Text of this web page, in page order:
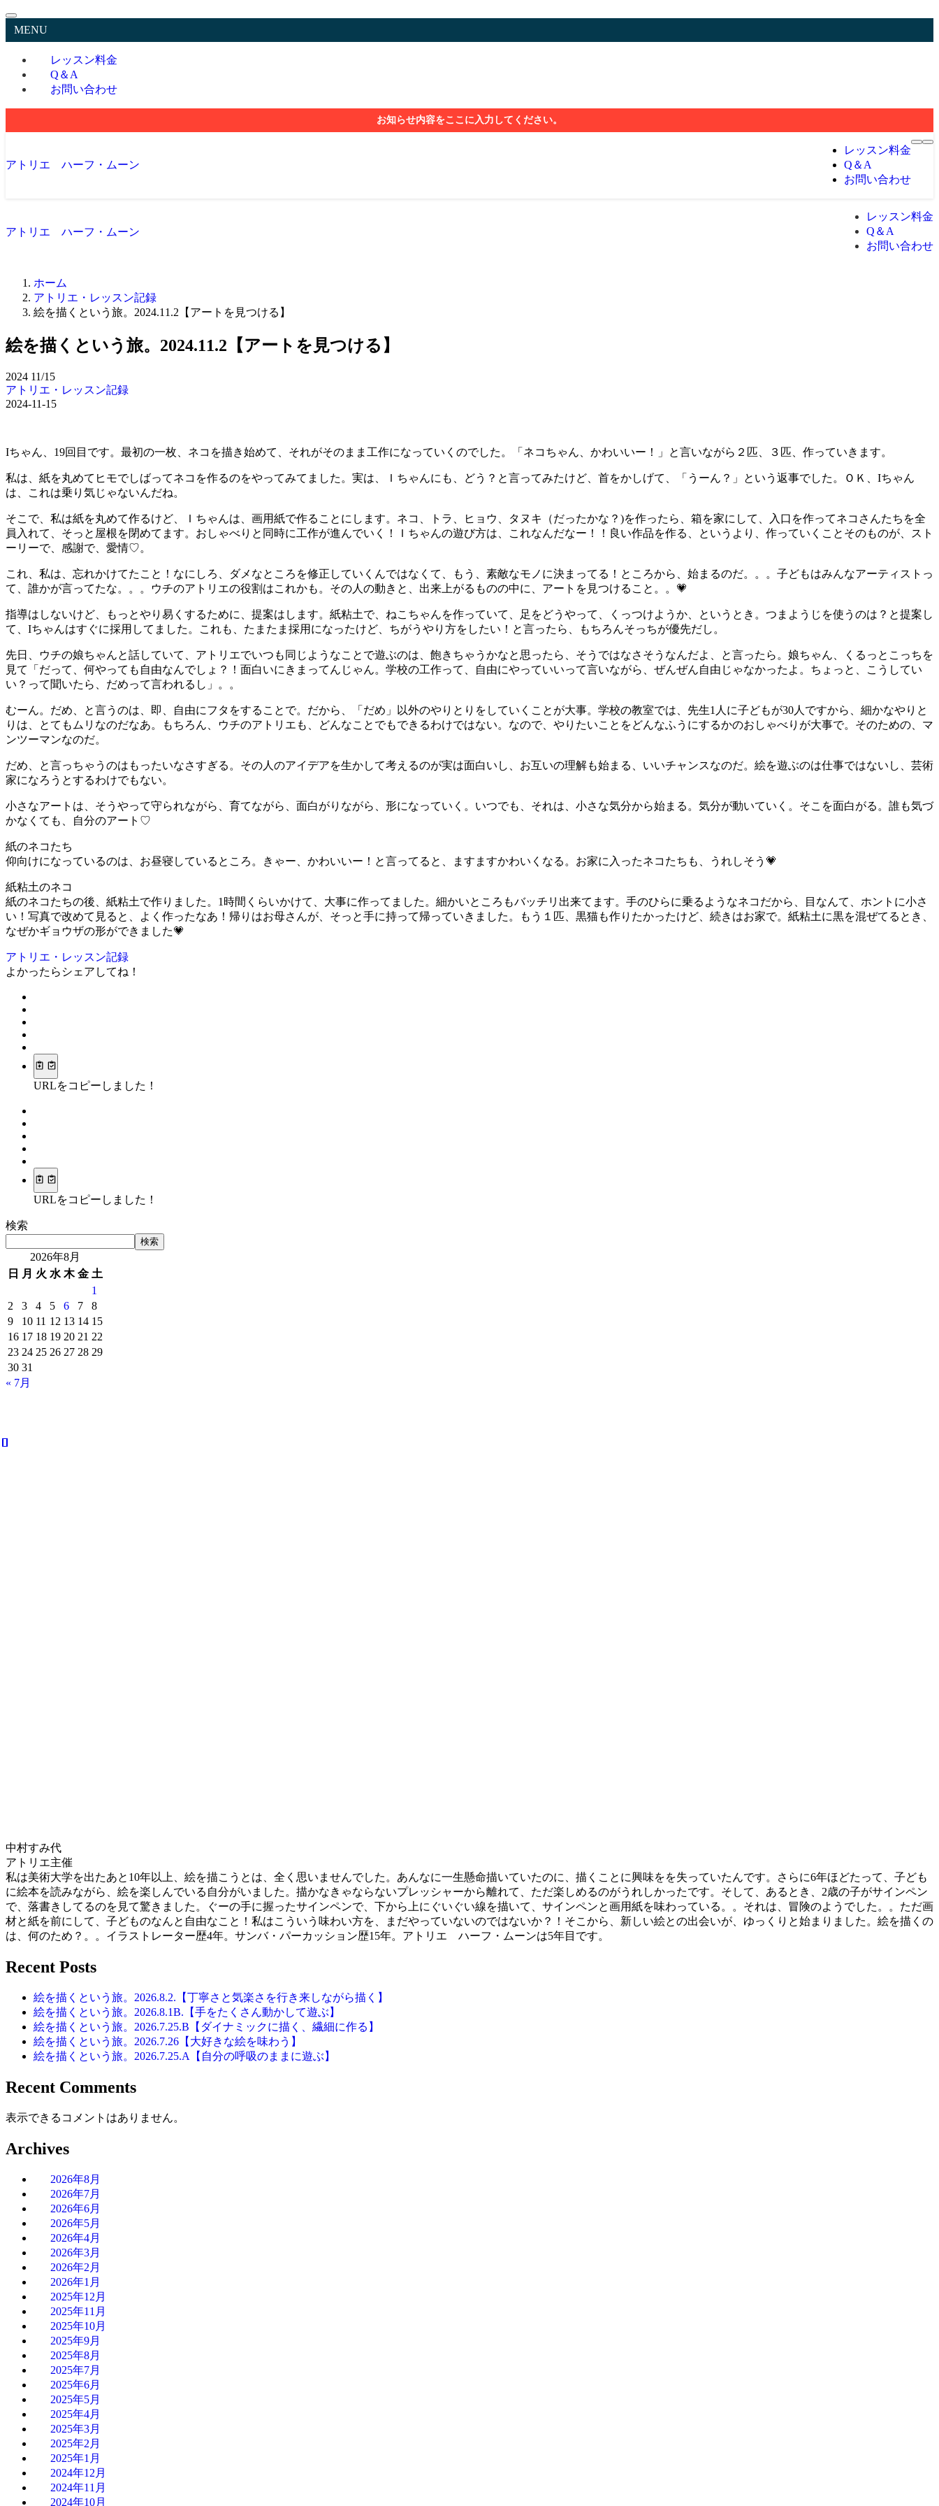
MENU
レッスン料金
Q＆A
お問い合わせ
お知らせ内容をここに入力してください。
アトリエ ハーフ・ムーン
レッスン料金
Q＆A
お問い合わせ
アトリエ ハーフ・ムーン
レッスン料金
Q＆A
お問い合わせ
ホーム
アトリエ・レッスン記録
絵を描くという旅。2024.11.2【アートを見つける】
絵を描くという旅。2024.11.2【アートを見つける】
2024 11/15
アトリエ・レッスン記録
2024-11-15
Iちゃん、19回目です。最初の一枚、ネコを描き始めて、それがそのまま工作になっていくのでした。「ネコちゃん、かわいいー！」と言いながら２匹、３匹、作っていきます。
私は、紙を丸めてヒモでしばってネコを作るのをやってみてました。実は、Ｉちゃんにも、どう？と言ってみたけど、首をかしげて、「うーん？」という返事でした。ＯＫ、Iちゃん
は、これは乗り気じゃないんだね。
そこで、私は紙を丸めて作るけど、Ｉちゃんは、画用紙で作ることにします。ネコ、トラ、ヒョウ、タヌキ（だったかな？)を作ったら、箱を家にして、入口を作ってネコさんたちを全
員入れて、そっと屋根を閉めてます。おしゃべりと同時に工作が進んでいく！Ｉちゃんの遊び方は、これなんだなー！！良い作品を作る、というより、作っていくことそのものが、スト
ーリーで、感謝で、愛情♡。
これ、私は、忘れかけてたこと！なにしろ、ダメなところを修正していくんではなくて、もう、素敵なモノに決まってる！ところから、始まるのだ。。。子どもはみんなアーティストっ
て、誰かが言ってたな。。。ウチのアトリエの役割はこれかも。その人の動きと、出来上がるものの中に、アートを見つけること。。💗
指導はしないけど、もっとやり易くするために、提案はします。紙粘土で、ねこちゃんを作っていて、足をどうやって、くっつけようか、というとき。つまようじを使うのは？と提案し
て、Iちゃんはすぐに採用してました。これも、たまたま採用になったけど、ちがうやり方をしたい！と言ったら、もちろんそっちが優先だし。
先日、ウチの娘ちゃんと話していて、アトリエでいつも同じようなことで遊ぶのは、飽きちゃうかなと思ったら、そうではなさそうなんだよ、と言ったら。娘ちゃん、くるっとこっちを
見て「だって、何やっても自由なんでしょ？！面白いにきまってんじゃん。学校の工作って、自由にやっていいって言いながら、ぜんぜん自由じゃなかったよ。ちょっと、こうしてい
い？って聞いたら、だめって言われるし」。。
むーん。だめ、と言うのは、即、自由にフタをすることで。だから、「だめ」以外のやりとりをしていくことが大事。学校の教室では、先生1人に子どもが30人ですから、細かなやりと
りは、とてもムリなのだなあ。もちろん、ウチのアトリエも、どんなことでもできるわけではない。なので、やりたいことをどんなふうにするかのおしゃべりが大事で。そのための、マ
ンツーマンなのだ。
だめ、と言っちゃうのはもったいなさすぎる。その人のアイデアを生かして考えるのが実は面白いし、お互いの理解も始まる、いいチャンスなのだ。絵を遊ぶのは仕事ではないし、芸術
家になろうとするわけでもない。
小さなアートは、そうやって守られながら、育てながら、面白がりながら、形になっていく。いつでも、それは、小さな気分から始まる。気分が動いていく。そこを面白がる。誰も気づ
かなくても、自分のアート♡
紙のネコたち
仰向けになっているのは、お昼寝しているところ。きゃー、かわいいー！と言ってると、ますますかわいくなる。お家に入ったネコたちも、うれしそう💗
紙粘土のネコ
紙のネコたちの後、紙粘土で作りました。1時間くらいかけて、大事に作ってました。細かいところもバッチリ出来てます。手のひらに乗るようなネコだから、目なんて、ホントに小さ
い！写真で改めて見ると、よく作ったなあ！帰りはお母さんが、そっと手に持って帰っていきました。もう１匹、黒猫も作りたかったけど、続きはお家で。紙粘土に黒を混ぜてるとき、
なぜかギョウザの形ができました💗
アトリエ・レッスン記録
よかったらシェアしてね！
URLをコピーしました！
URLをコピーしました！
検索
検索
2026年8月
日 月 火 水 木 金 土
1
2
3 4 5 6 7
8
9
10 11 12 13 14 15
16 17 18 19 20 21 22
23 24 25 26 27 28 29
30 31
« 7月
中村すみ代
アトリエ主催
私は美術大学を出たあと10年以上、絵を描こうとは、全く思いませんでした。あんなに一生懸命描いていたのに、描くことに興味をを失っていたんです。さらに6年ほどたって、子ども
に絵本を読みながら、絵を楽しんでいる自分がいました。描かなきゃならないプレッシャーから離れて、ただ楽しめるのがうれしかったです。そして、あるとき、2歳の子がサインペン
で、落書きしてるのを見て驚きました。ぐーの手に握ったサインペンで、下から上にぐいぐい線を描いて、サインペンと画用紙を味わっている。。それは、冒険のようでした。。ただ画
材と紙を前にして、子どものなんと自由なこと！私はこういう味わい方を、まだやっていないのではないか？！そこから、新しい絵との出会いが、ゆっくりと始まりました。絵を描くの
は、何のため？。。イラストレーター歴4年。サンバ・パーカッション歴15年。アトリエ ハーフ・ムーンは5年目です。
Recent Posts
絵を描くという旅。2026.8.2.【丁寧さと気楽さを行き来しながら描く】
絵を描くという旅。2026.8.1B.【手をたくさん動かして遊ぶ】
絵を描くという旅。2026.7.25.B【ダイナミックに描く、繊細に作る】
絵を描くという旅。2026.7.26【大好きな絵を味わう】
絵を描くという旅。2026.7.25.A【自分の呼吸のままに遊ぶ】
Recent Comments
表示できるコメントはありません。
Archives
2026年8月
2026年7月
2026年6月
2026年5月
2026年4月
2026年3月
2026年2月
2026年1月
2025年12月
2025年11月
2025年10月
2025年9月
2025年8月
2025年7月
2025年6月
2025年5月
2025年4月
2025年3月
2025年2月
2025年1月
2024年12月
2024年11月
2024年10月